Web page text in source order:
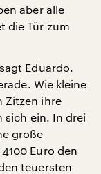
aber alle
die Tür zum
Eduardo.
Wie kleine
Zitzen ihre
sich ein. In drei
große
Euro den
teuersten